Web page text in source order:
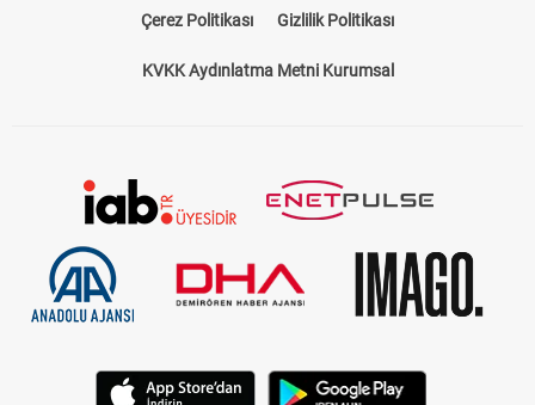
Çerez Politikası Gizlilik Politikası
KVKK Aydınlatma Metni Kurumsal